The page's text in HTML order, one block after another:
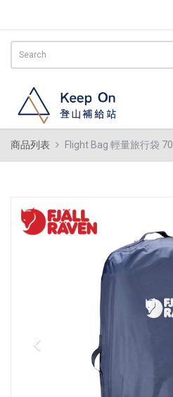
商品列表 Flight Bag 輕量旅行袋